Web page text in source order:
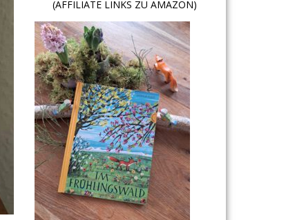
(AFFILIATE LINKS ZU AMAZON)